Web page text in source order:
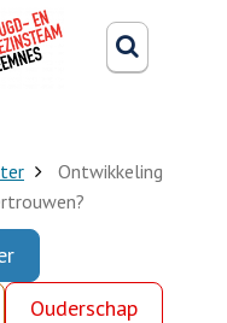
Ontwikkeling
Ouderschap